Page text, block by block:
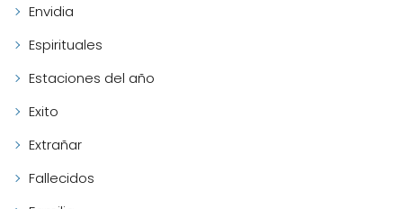
Envidia
Espirituales
Estaciones del año
Exito
Extrañar
Fallecidos